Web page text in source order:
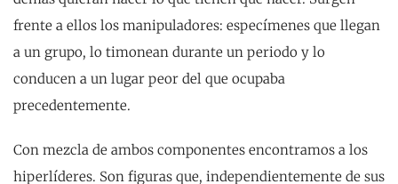
frente a ellos los manipuladores: especímenes que llegan
a un grupo, lo timonean durante un periodo y lo
conducen a un lugar peor del que ocupaba
precedentemente.
Con mezcla de ambos componentes encontramos a los
hiperlíderes. Son figuras que, independientemente de sus